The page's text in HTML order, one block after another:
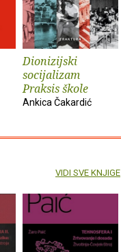
Dionizijski
socijalizam
Praksis škole
Ankica Čakardić
VIDI SVE KNJIGE